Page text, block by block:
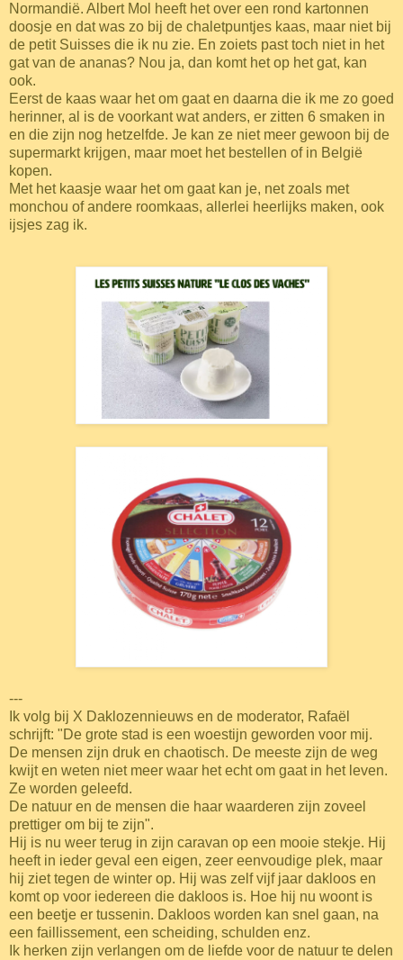
Normandië. Albert Mol heeft het over een rond kartonnen
doosje en dat was zo bij de chaletpuntjes kaas, maar niet bij
de petit Suisses die ik nu zie. En zoiets past toch niet in het
gat van de ananas? Nou ja, dan komt het op het gat, kan
ook.
Eerst de kaas waar het om gaat en daarna die ik me zo goed
herinner, al is de voorkant wat anders, er zitten 6 smaken in
en die zijn nog hetzelfde. Je kan ze niet meer gewoon bij de
supermarkt krijgen, maar moet het bestellen of in België
kopen.
Met het kaasje waar het om gaat kan je, net zoals met
monchou of andere roomkaas, allerlei heerlijks maken, ook
ijsjes zag ik.
---
Ik volg bij X Daklozennieuws en de moderator, Rafaël
schrijft: "De grote stad is een woestijn geworden voor mij.
De mensen zijn druk en chaotisch. De meeste zijn de weg
kwijt en weten niet meer waar het echt om gaat in het leven.
Ze worden geleefd.
De natuur en de mensen die haar waarderen zijn zoveel
prettiger om bij te zijn".
Hij is nu weer terug in zijn caravan op een mooie stekje. Hij
heeft in ieder geval een eigen, zeer eenvoudige plek, maar
hij ziet tegen de winter op. Hij was zelf vijf jaar dakloos en
komt op voor iedereen die dakloos is. Hoe hij nu woont is
een beetje er tussenin. Dakloos worden kan snel gaan, na
een faillissement, een scheiding, schulden enz.
Ik herken zijn verlangen om de liefde voor de natuur te delen